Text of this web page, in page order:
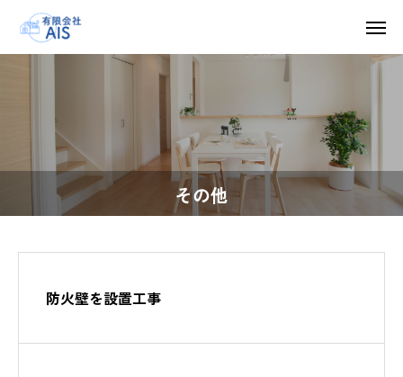
その他
防火壁を設置工事